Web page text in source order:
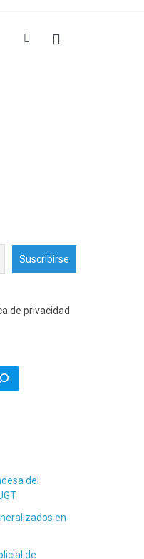
de privacidad
del
en
de